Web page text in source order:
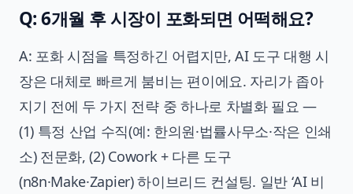
Q: 6개월 후 시장이 포화되면 어떡해요?
A: 포화 시점을 특정하긴 어렵지만, AI 도구 대행 시
장은 대체로 빠르게 붐비는 편이에요. 자리가 좁아
지기 전에 두 가지 전략 중 하나로 차별화 필요 —
(1) 특정 산업 수직(예: 한의원·법률사무소·작은 인쇄
소) 전문화, (2) Cowork + 다른 도구
(n8n·Make·Zapier) 하이브리드 컨설팅. 일반 ‘AI 비